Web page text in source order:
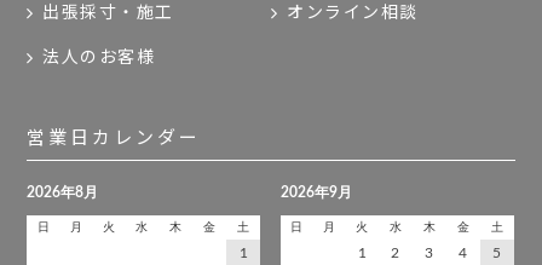
出張採寸・施工 オンライン相談
法人のお客様
営業日カレンダー